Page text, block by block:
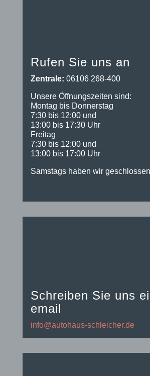
Rufen Sie uns an
Zentrale: 06106 268-400
Unsere Öffnungszeiten sind:
Montag bis Donnerstag
7:30 bis 12:00 und
13:00 bis 17:30 Uhr
Freitag
7:30 bis 12:00 und
13:00 bis 17:00 Uhr
Samstags haben wir geschlossen
Schreiben Sie uns
email
info@autohaus-schleicher.de